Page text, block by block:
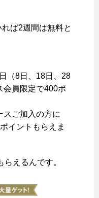
ば2週間は無料と
（8日、18日、28
会員限定で400ポ
スご加入の方に
イントもらえま
らえるんです。